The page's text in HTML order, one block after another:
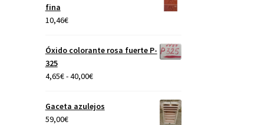
fina
10,46€
Óxido colorante rosa fuerte P-
325
4,65€-40,00€Rango
precios:
desde
Gaceta azulejos
59,00€